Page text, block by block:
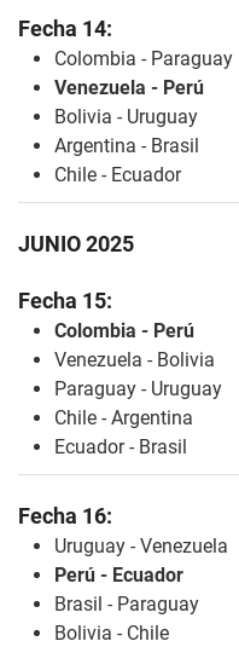
Fecha 14:
Colombia - Paraguay
Venezuela - Perú
Bolivia - Uruguay
Argentina - Brasil
Chile - Ecuador
JUNIO 2025
Fecha 15:
Colombia - Perú
Venezuela - Bolivia
Paraguay - Uruguay
Chile - Argentina
Ecuador - Brasil
Fecha 16:
Uruguay - Venezuela
Perú - Ecuador
Brasil - Paraguay
Bolivia - Chile